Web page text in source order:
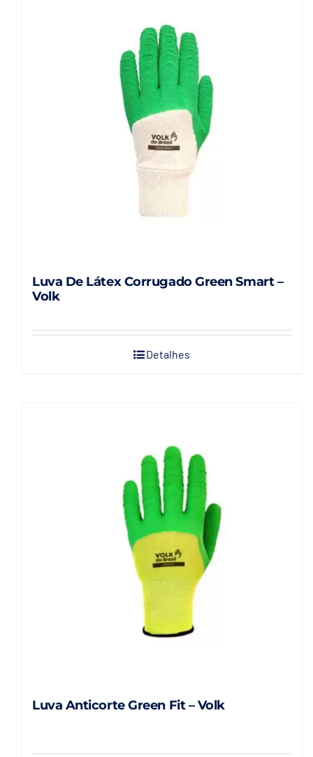
Luva De Látex Corrugado Green Smart –
Volk
Detalhes
Luva Anticorte Green Fit – Volk